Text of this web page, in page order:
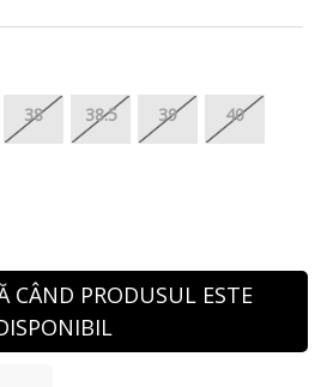
38 38.5 39 40
PRODUSUL ESTE